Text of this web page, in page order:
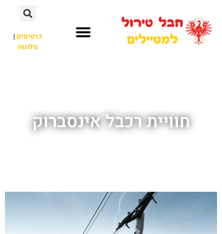
כרטיסים|
מלונות
חוויית רכבל אינסברוק